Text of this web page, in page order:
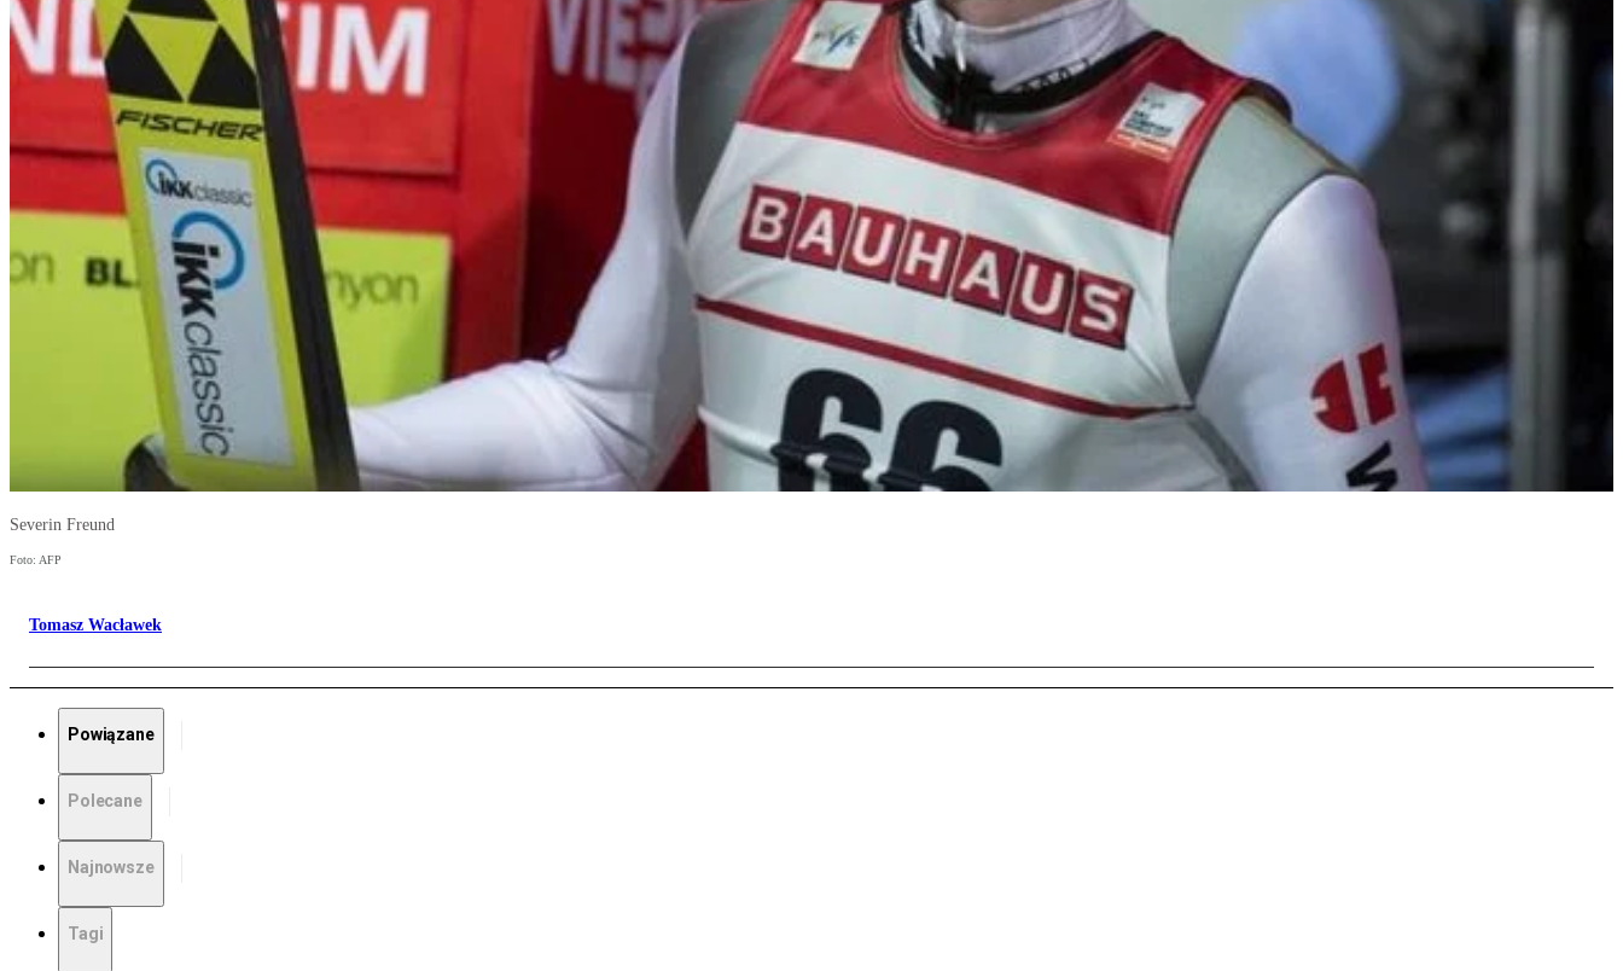
Severin Freund
Foto: AFP
Tomasz Wacławek
Powiązane
Polecane
Najnowsze
Tagi